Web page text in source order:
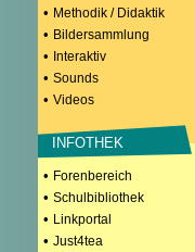
• Methodik / Didaktik
• Bildersammlung
• Interaktiv
• Sounds
• Videos
INFOTHEK
• Forenbereich
• Schulbibliothek
• Linkportal
• Just4tea